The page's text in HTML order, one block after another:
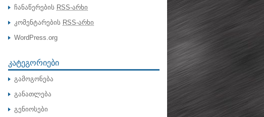
ჩანაწერების RSS-არხი
კომენტარების RSS-არხი
WordPress.org
ᲙᲐᲢᲔᲒᲝᲠᲘᲔᲑᲘ
გამოგონება
განათლება
გენიოსები